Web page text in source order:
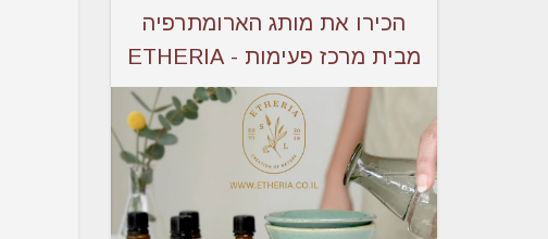
הכירו את מותג הארומתרפיה
מבית מרכז פעימות - ETHERIA